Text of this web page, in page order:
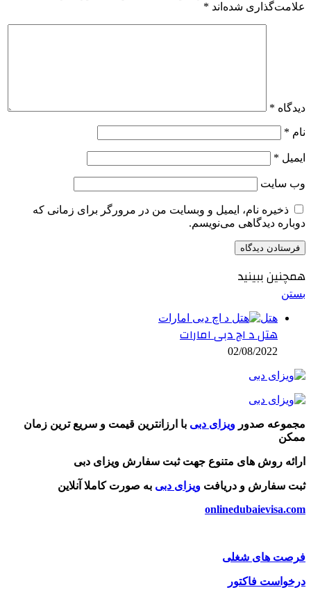
علامت‌گذاری شده‌اند *
دیدگاه *
نام *
ایمیل *
وب‌ سایت
ذخیره نام، ایمیل و وبسایت من در مرورگر برای زمانی که
دوباره دیدگاهی می‌نویسم.
همچنین ببینید
بستن
هتل
هتل د اچ دبی امارات
02/08/2022
مجموعه صدور ویزای دبی با ارزانترین قیمت و سریع ترین زمان
ممکن
ارائه روش های متنوع جهت ثبت سفارش ویزای دبی
ثبت سفارش و دریافت ویزای دبی به صورت کاملا آنلاین
onlinedubaievisa.com
فرصت های شغلی
درخواست فاکتور